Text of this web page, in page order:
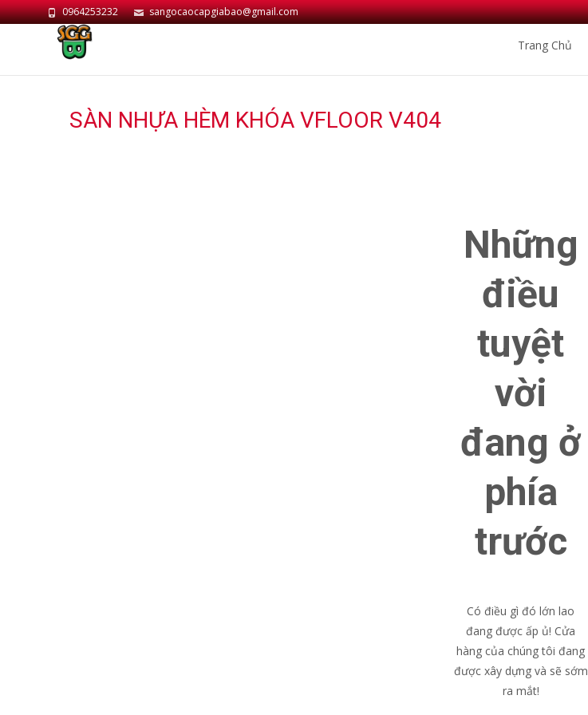
0964253232 sangocaocapgiabao@gmail.com
content
Trang Chủ
SÀN NHỰA HÈM KHÓA VFLOOR V404
Những
điều
tuyệt
vời
đang ở
phía
trước
Có điều gì đó lớn lao
đang được ấp ủ! Cửa
hàng của chúng tôi đang
được xây dựng và sẽ sớm
ra mắt!